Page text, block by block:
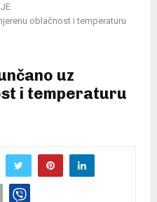
oblačnost i temperaturu
uz
i temperaturu